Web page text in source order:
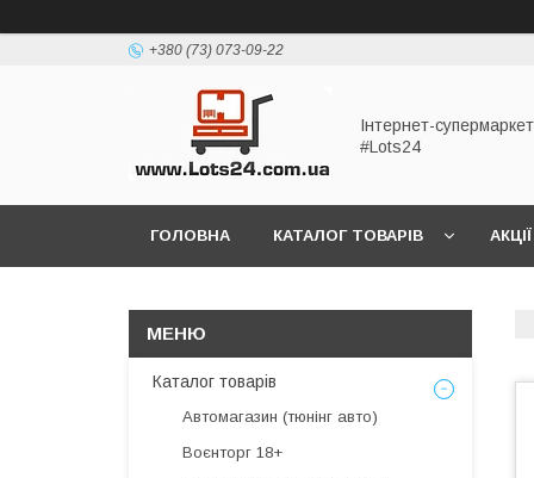
+380 (73) 073-09-22
Інтернет-супермаркет
#Lots24
ГОЛОВНА КАТАЛОГ ТОВАРІВ АКЦІЇ
Каталог товарів
Автомагазин (тюнінг авто)
Воєнторг 18+